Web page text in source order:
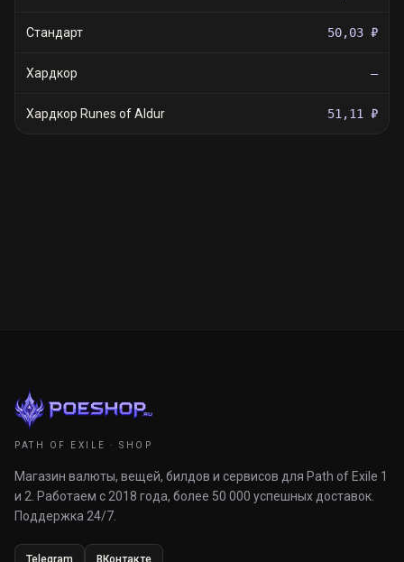
Стандарт 50,03 ₽
Хардкор —
Хардкор Runes of Aldur 51,11 ₽
PATH OF EXILE · SHOP
Магазин валюты, вещей, билдов и сервисов для Path of Exile 1
и 2. Работаем с 2018 года, более 50 000 успешных доставок.
Поддержка 24/7.
Telegram ВКонтакте